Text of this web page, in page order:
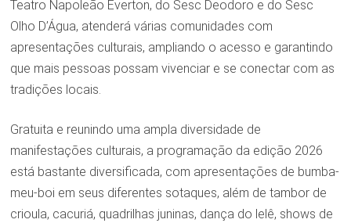
Teatro Napoleão Everton, do Sesc Deodoro e do Sesc
Olho D’Água, atenderá várias comunidades com
apresentações culturais, ampliando o acesso e garantindo
que mais pessoas possam vivenciar e se conectar com as
tradições locais.
Gratuita e reunindo uma ampla diversidade de
manifestações culturais, a programação da edição 2026
está bastante diversificada, com apresentações de bumba-
meu-boi em seus diferentes sotaques, além de tambor de
crioula, cacuriá, quadrilhas juninas, dança do lelê, shows de